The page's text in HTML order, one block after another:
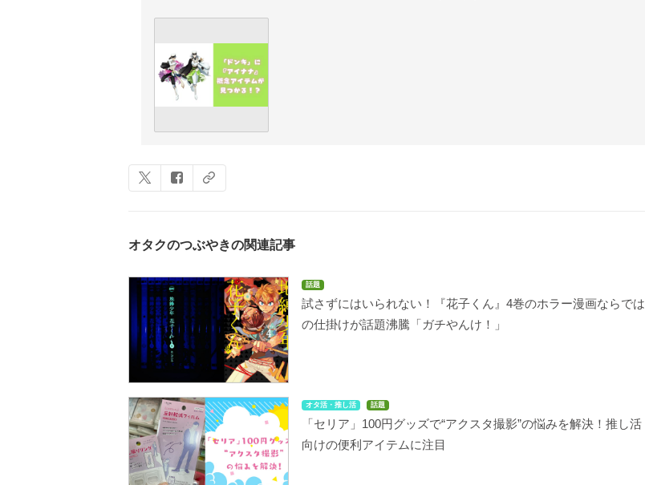
オタクのつぶやきの関連記事
話題
試さずにはいられない！『花子くん』4巻のホラー漫画ならでは
の仕掛けが話題沸騰「ガチやんけ！」
オタ活・推し活 話題
「セリア」100円グッズで“アクスタ撮影”の悩みを解決！推し活
向けの便利アイテムに注目